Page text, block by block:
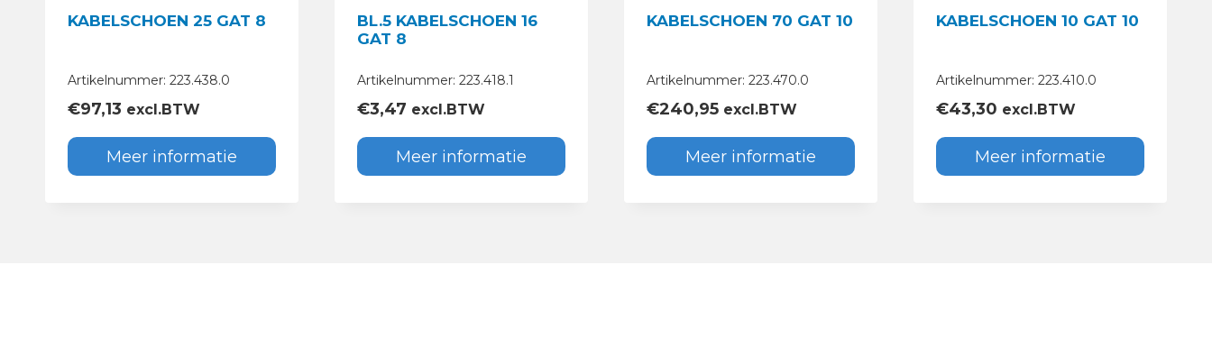
KABELSCHOEN 25 GAT 8
Artikelnummer: 223.438.0
€97,13 excl.BTW
Meer informatie
BL.5 KABELSCHOEN 16
GAT 8
Artikelnummer: 223.418.1
€3,47 excl.BTW
Meer informatie
KABELSCHOEN 70 GAT 10
Artikelnummer: 223.470.0
€240,95 excl.BTW
Meer informatie
KABELSCHOEN 10 GAT 10
Artikelnummer: 223.410.0
€43,30 excl.BTW
Meer informatie